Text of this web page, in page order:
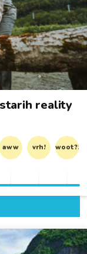
reality
aww vrh! woot?!